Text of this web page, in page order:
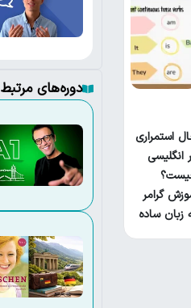
استمراری
انگلیسی
گرامر
زبان ساده
دوره‌های مرتبط